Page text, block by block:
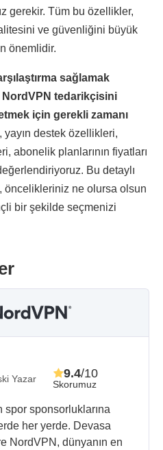
gerekir. Tüm bu özellikler,
ve güvenliğini büyük
önemlidir.
sağlamak
NordVPN tedarikçisini
için gerekli zamanı
yayın destek özellikleri,
abonelik planlarının fiyatları
Bu detaylı
öncelikleriniz ne olursa olsun
bir şekilde seçmenizi
Yazar Skorumuz
9.4/10
spor sponsorluklarına
her yerde. Devasa
NordVPN, dünyanın en